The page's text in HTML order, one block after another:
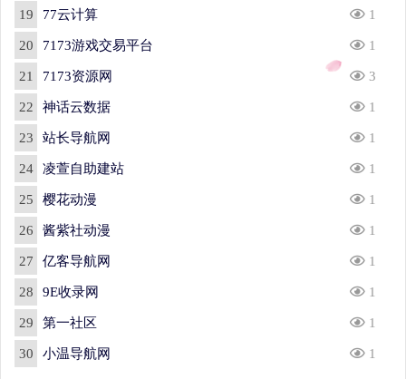
19 77云计算 1
20 7173游戏交易平台 1
21 7173资源网 3
22 神话云数据 1
23 站长导航网 1
24 凌萱自助建站 1
25 樱花动漫 1
26 酱紫社动漫 1
27 亿客导航网 1
28 9E收录网 1
29 第一社区 1
30 小温导航网 1